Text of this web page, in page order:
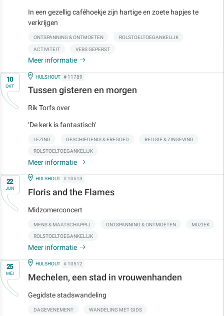
In een gezellig caféhoekje zijn hartige en zoete hapjes te
verkrijgen
ONTSPANNING & ONTMOETEN ROLSTOELTOEGANKELIJK
ACTIVITEIT VERS GEPERST
Meer informatie
Op10
OKT
IN
HULSHOUT # 11789
Tussen gisteren en morgen
Rik Torfs over
‘De kerk is fantastisch’
LEZING GESCHIEDENIS & ERFGOED RELIGIE & ZINGEVING
ROLSTOELTOEGANKELIJK
Meer informatie
Op22
JUN
IN
HULSHOUT # 10513
Floris and the Flames
Midzomerconcert
MENS & MAATSCHAPPIJ ONTSPANNING & ONTMOETEN MUZIEK
ROLSTOELTOEGANKELIJK
Meer informatie
Op25
MEI
IN
HULSHOUT # 10512
Mechelen, een stad in vrouwenhanden
Gegidste stadswandeling
DAGEVENEMENT WANDELING MET GIDS